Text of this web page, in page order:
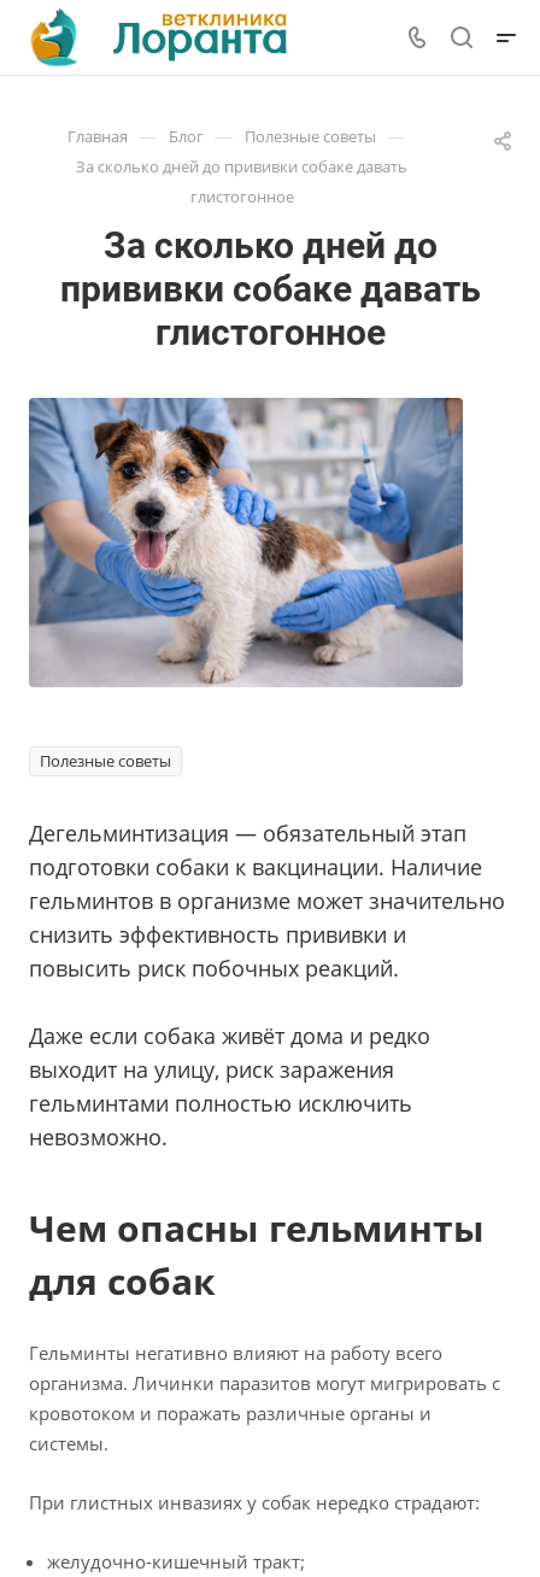
Главная — Блог — Полезные советы —
За сколько дней до прививки собаке давать
глистогонное
За сколько дней до
прививки собаке давать
глистогонное
Полезные советы
Дегельминтизация — обязательный этап
подготовки собаки к вакцинации. Наличие
гельминтов в организме может значительно
снизить эффективность прививки и
повысить риск побочных реакций.
Даже если собака живёт дома и редко
выходит на улицу, риск заражения
гельминтами полностью исключить
невозможно.
Чем опасны гельминты
для собак
Гельминты негативно влияют на работу всего
организма. Личинки паразитов могут мигрировать с
кровотоком и поражать различные органы и
системы.
При глистных инвазиях у собак нередко страдают:
желудочно-кишечный тракт;